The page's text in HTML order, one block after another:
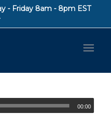
- Friday 8am - 8pm EST
00:00